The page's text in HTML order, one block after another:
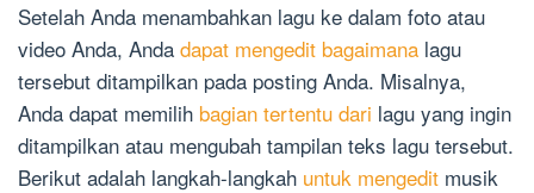
Setelah Anda menambahkan lagu ke dalam foto atau
video Anda, Anda dapat mengedit bagaimana lagu
tersebut ditampilkan pada posting Anda. Misalnya,
Anda dapat memilih bagian tertentu dari lagu yang ingin
ditampilkan atau mengubah tampilan teks lagu tersebut.
Berikut adalah langkah-langkah untuk mengedit musik